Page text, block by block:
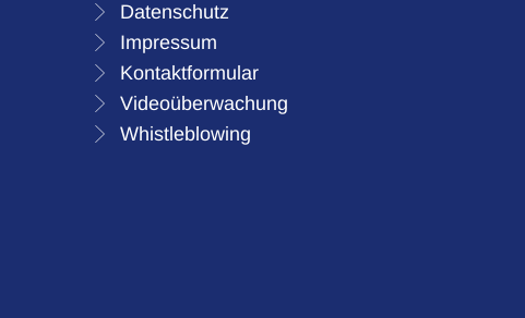
Datenschutz
Impressum
Kontaktformular
Videoüberwachung
Whistleblowing